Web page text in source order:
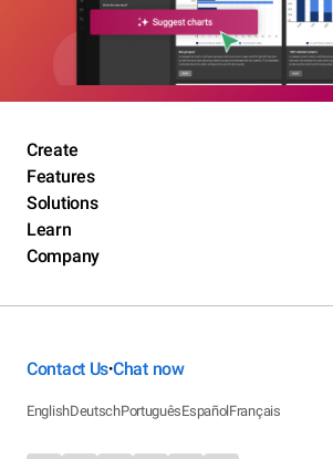
Create
Features
Solutions
Learn
Company
Contact Us•Chat now
EnglishDeutschPortuguêsEspañolFrançais